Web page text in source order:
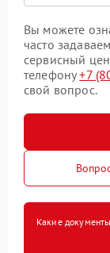
Вы можете
часто
сервисный
телефону+7
свой вопрос.
Какие